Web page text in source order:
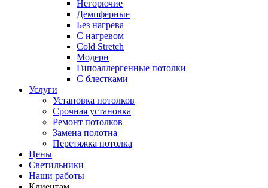
Негорючие
Демпферные
Без нагрева
С нагревом
Cold Stretch
Модерн
Гипоаллергенные потолки
С блестками
Услуги
Установка потолков
Срочная установка
Ремонт потолков
Замена полотна
Перетяжка потолка
Цены
Светильники
Наши работы